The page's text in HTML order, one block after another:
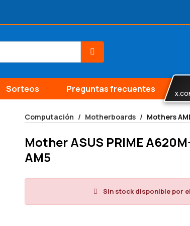
Sorteos Preguntas frecuentes
Computación Motherboards Mothers
Mother ASUS PRIME
AM5
Sin stock disponible por